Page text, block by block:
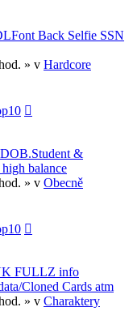
Back Selfie SSN
» v Hardcore
&
balance
» v Obecně
FULLZ info
Cloned Cards atm
» v Charaktery